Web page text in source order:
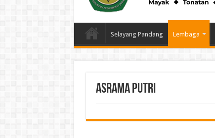
Selayang Pandang Lembaga
Asrama Putri